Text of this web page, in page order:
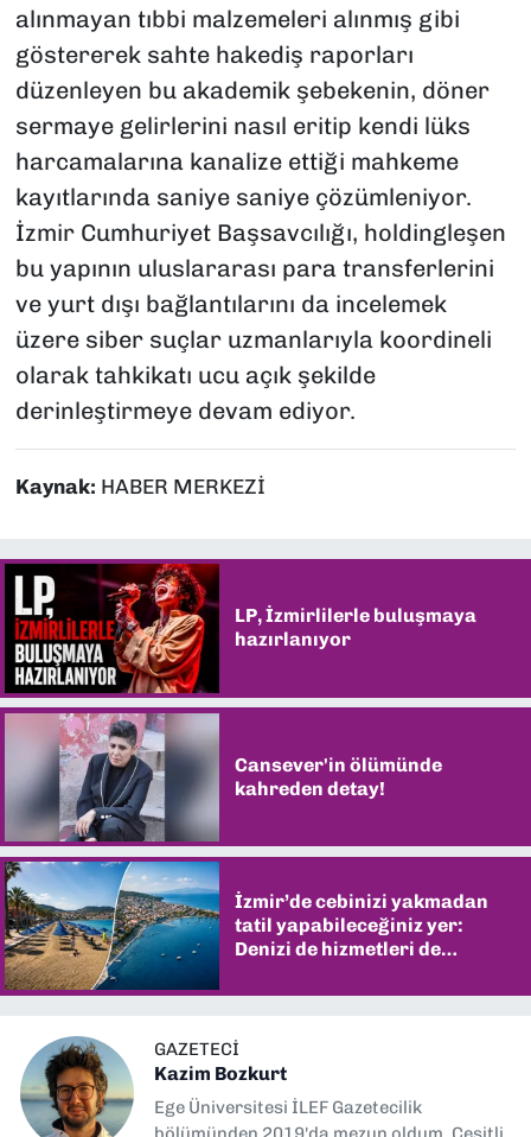
alınmayan tıbbi malzemeleri alınmış gibi
göstererek sahte hakediş raporları
düzenleyen bu akademik şebekenin, döner
sermaye gelirlerini nasıl eritip kendi lüks
harcamalarına kanalize ettiği mahkeme
kayıtlarında saniye saniye çözümleniyor.
İzmir Cumhuriyet Başsavcılığı, holdingleşen
bu yapının uluslararası para transferlerini
ve yurt dışı bağlantılarını da incelemek
üzere siber suçlar uzmanlarıyla koordineli
olarak tahkikatı ucu açık şekilde
derinleştirmeye devam ediyor.
Kaynak: HABER MERKEZİ
LP, İzmirlilerle buluşmaya
hazırlanıyor
Cansever'in ölümünde
kahreden detay!
İzmir’de cebinizi yakmadan
tatil yapabileceğiniz yer:
Denizi de hizmetleri de
GAZETECI
Kazim Bozkurt
Ege Üniversitesi İLEF Gazetecilik